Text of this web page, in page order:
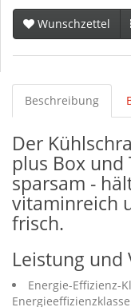
Wunschzettel
Beschreibung
Der
plus Box
sparsam -
vitaminreich
frisch.
Leistung und
Energie-Effizienz-